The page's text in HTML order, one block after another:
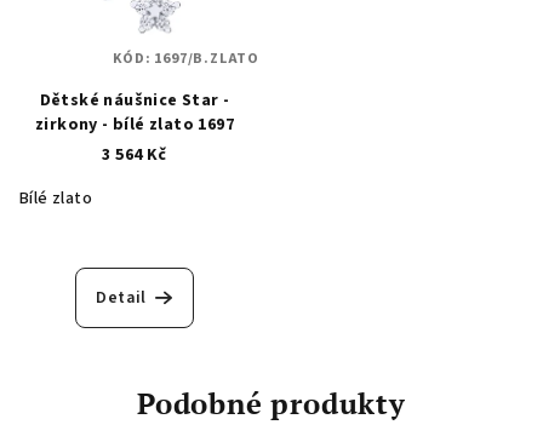
Dětské náušnice Star -
zirkony - bílé zlato 1697
3 564 Kč
Bílé zlato
Detail
KÓD: 1697/B.ZLATO
Podobné produkty